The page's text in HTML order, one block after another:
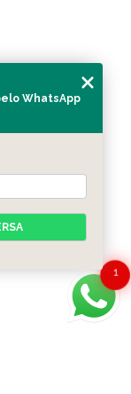
1
WhatsApp